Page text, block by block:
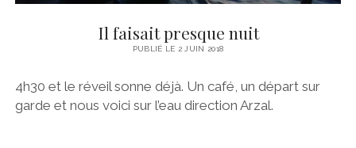
Il faisait presque nuit
PUBLIÉ LE 2 JUIN 2018
4h30 et le réveil sonne déjà. Un café, un départ sur
garde et nous voici sur l’eau direction Arzal.